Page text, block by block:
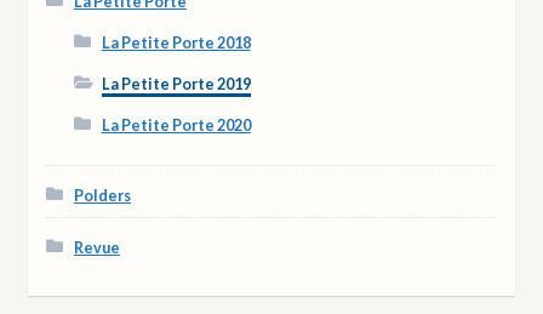
La Petite Porte 2018
La Petite Porte 2019
La Petite Porte 2020
Polders
Revue